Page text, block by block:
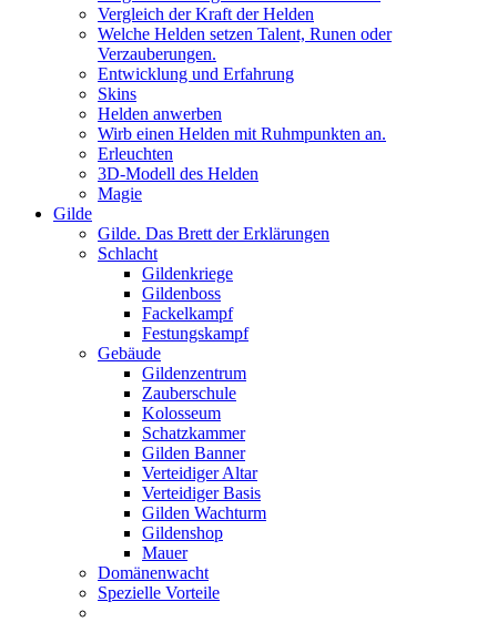
Vergleich der Kraft der Helden
Welche Helden setzen Talent, Runen oder
Verzauberungen.
Entwicklung und Erfahrung
Skins
Helden anwerben
Wirb einen Helden mit Ruhmpunkten an.
Erleuchten
3D-Modell des Helden
Magie
Gilde
Gilde. Das Brett der Erklärungen
Schlacht
Gildenkriege
Gildenboss
Fackelkampf
Festungskampf
Gebäude
Gildenzentrum
Zauberschule
Kolosseum
Schatzkammer
Gilden Banner
Verteidiger Altar
Verteidiger Basis
Gilden Wachturm
Gildenshop
Mauer
Domänenwacht
Spezielle Vorteile